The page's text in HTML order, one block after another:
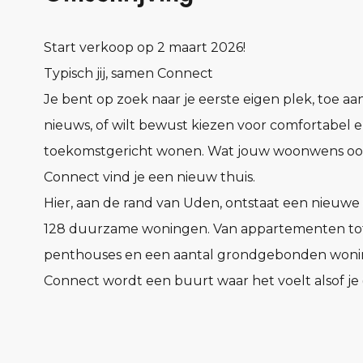
Start verkoop op 2 maart 2026!
Typisch jij, samen Connect
Je bent op zoek naar je eerste eigen plek, toe
nieuws, of wilt bewust kiezen voor comfortabel
toekomstgericht wonen. Wat jouw woonwens
Connect vind je een nieuw thuis.
Hier, aan de rand van Uden, ontstaat een
128 duurzame woningen. Van appartementen
penthouses en een aantal grondgebonden
Connect wordt een buurt waar het voelt alsof je